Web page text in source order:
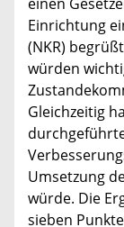
Einrichtung
(NKR)
würden
Gleichzeitig
Umsetzung
würde. Die
sieben